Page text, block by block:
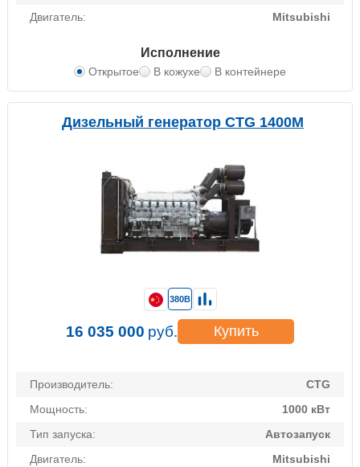
Двигатель:
Mitsubishi
Исполнение
Открытое В кожухе В контейнере
Дизельный генератор CTG 1400M
Производитель:
CTG
Мощность:
1000 кВт
Тип запуска:
Автозапуск
Двигатель:
Mitsubishi
380В
16 035 000 руб. Купить